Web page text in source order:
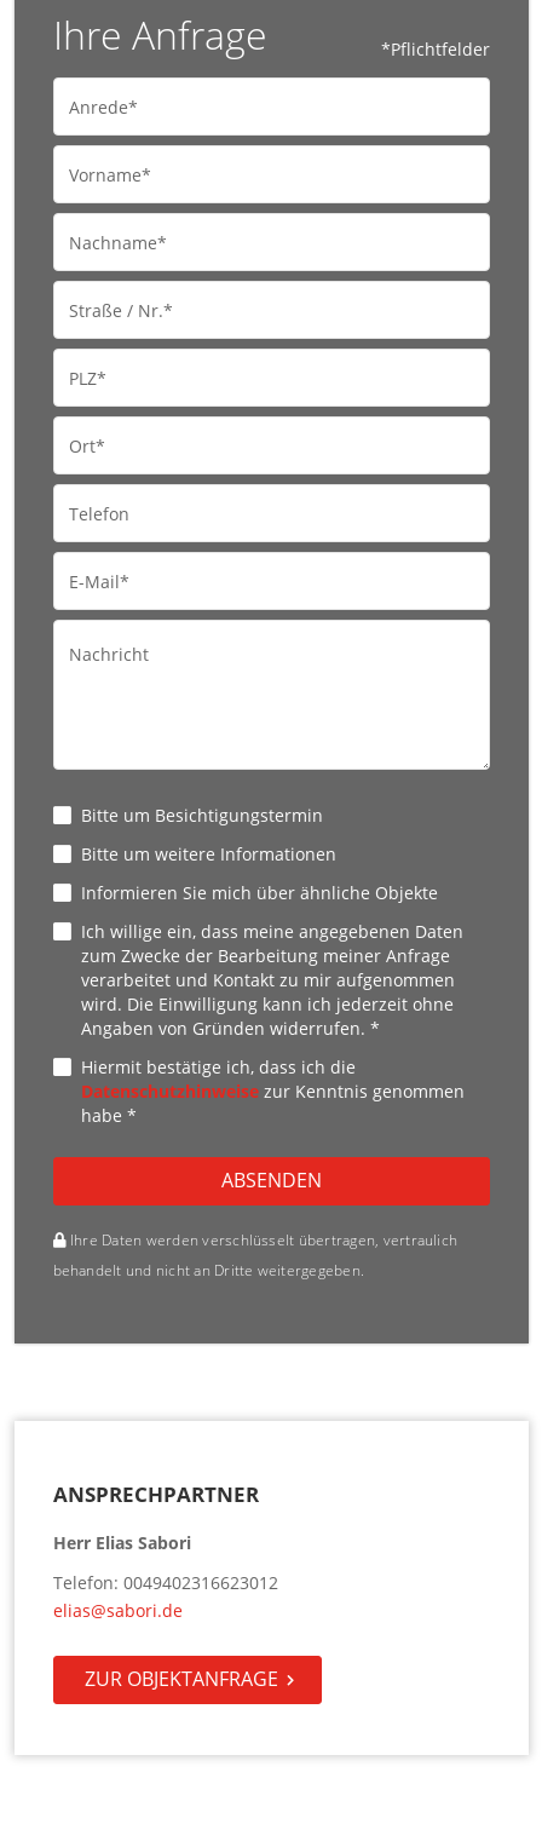
*Pflichtfelder
Ihre Anfrage
Anrede*
Vorname*
Nachname*
Straße / Nr.*
PLZ*
Ort*
Telefon
E-Mail*
Nachricht
Bitte um Besichtigungstermin
Bitte um weitere Informationen
Informieren Sie mich über ähnliche Objekte
Ich willige ein, dass meine angegebenen Daten
zum Zwecke der Bearbeitung meiner Anfrage
verarbeitet und Kontakt zu mir aufgenommen
wird. Die Einwilligung kann ich jederzeit ohne
Angaben von Gründen widerrufen. *
Hiermit bestätige ich, dass ich die
Datenschutzhinweisezur Kenntnis genommen
habe *
ABSENDEN
Ihre Daten werden verschlüsselt übertragen, vertraulich
behandelt und nicht an Dritte weitergegeben.
ANSPRECHPARTNER
Herr Elias Sabori
Telefon: 0049402316623012
elias@sabori.de
ZUR OBJEKTANFRAGE